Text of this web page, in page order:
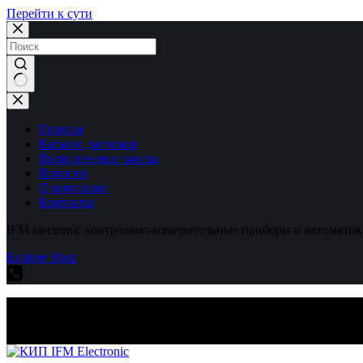
Перейти к сути
Ничего
не
найденоГлавная
Каталог датчиков
Выполненные заказы
Новости
О компании
Контакты
IFM electronic контрольно-измерительные приборы и
Explore Shop